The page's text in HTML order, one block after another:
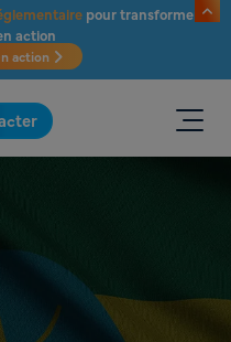
pour transformer le
action
action